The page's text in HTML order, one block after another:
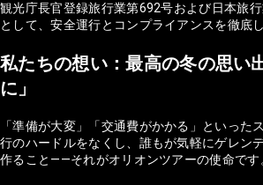
観光庁長官登録旅行業第692号および日本旅
として、安全運行とコンプライアンスを徹底
私たちの想い：最高の冬の思い
に」
「準備が大変」「交通費がかかる」といった
行のハードルをなくし、誰もが気軽にゲレン
作ること——それがオリオンツアーの使命です